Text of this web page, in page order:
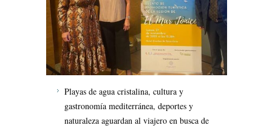
Playas de agua cristalina, cultura y
gastronomía mediterránea, deportes y
naturaleza aguardan al viajero en busca de